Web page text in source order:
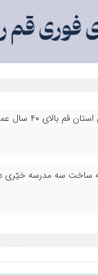
۲۰ درصد مدارس استان قم بالای ۴۰
ساخت سه مدرسه خیّری